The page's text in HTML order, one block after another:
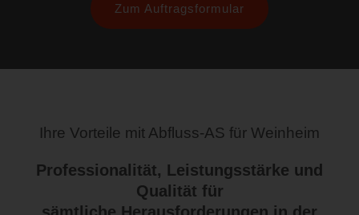
Zum Auftragsformular
Ihre Vorteile mit Abfluss-AS für Weinheim
Professionalität, Leistungsstärke und
Qualität für